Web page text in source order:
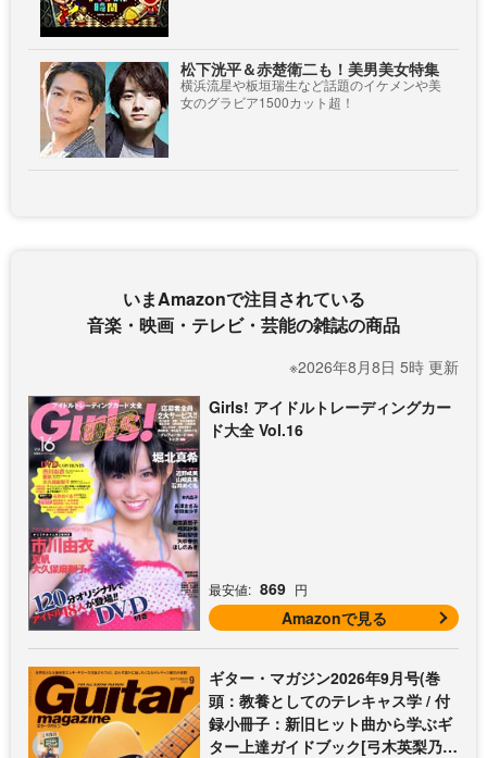
松下洸平＆赤楚衛二も！美男美女特集
横浜流星や板垣瑞生など話題のイケメンや美
女のグラビア1500カット超！
いまAmazonで注目されている
音楽・映画・テレビ・芸能の雑誌の商品
※2026年8月8日 5時 更新
Girls! アイドルトレーディングカー
ド大全 Vol.16
最安値: 869 円
Amazonで見る
ギター・マガジン2026年9月号(巻
頭：教養としてのテレキャス学 / 付
録小冊子：新旧ヒット曲から学ぶギ
ター上達ガイドブック[弓木英梨乃の